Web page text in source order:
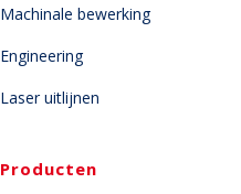
Machinale bewerking
Engineering
Laser uitlijnen
Producten